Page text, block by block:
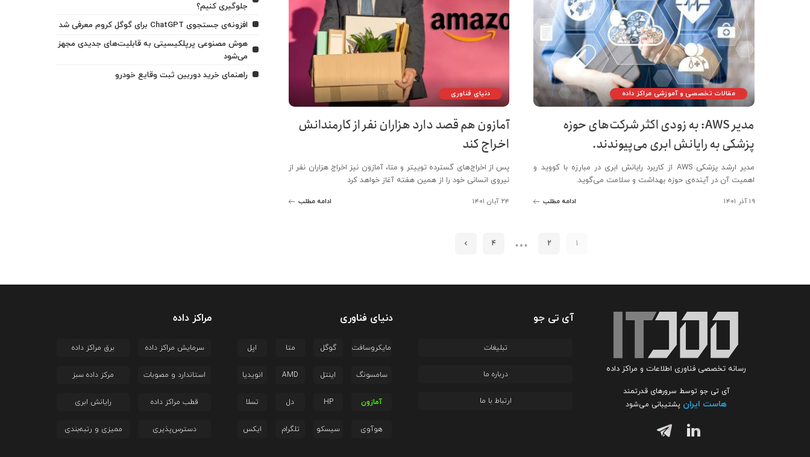
مقالات تخصصی و آموزشی مراکز داده
مدیر AWS: به زودی اکثر شرکت‌های حوزه
پزشکی به رایانش ابری می‌پیوندند.
مدیر ارشد پزشکی AWS از کاربرد رایانش ابری در مبارزه با کووید و
اهمیت آن در آینده‌ی حوزه بهداشت و سلامت می‌گوید.
۱۹ آذر ۱۴۰۱ ادامه مطلب
دنیای فناوری
آمازون هم قصد دارد هزاران نفر از کارمندانش
اخراج کند
پس از اخراج‌های گسترده توییتر و متا، آمازون نیز اخراج هزاران نفر از
نیروی انسانی خود را از همین هفته آغاز خواهد کرد
۲۴ آبان ۱۴۰۱ ادامه مطلب
1
2
…
4
جلوگیری کنیم؟
افزونه‌ی جستجوی ChatGPT برای گوگل کروم معرفی شد
هوش مصنوعی پرپلکیسیتی به قابلیت‌های جدیدی مجهز
می‌شود
راهنمای خرید دوربین ثبت وقایع خودرو
رسانه تخصصی فناوری اطلاعات و مراکز داده
آی تی جو توسط سرورهای قدرتمند
هاست ایران پشتیبانی می‌شود
آی تی جو
تبلیغات
درباره ما
ارتباط با ما
دنیای فناوری
مایکروسافت گوگل متا اپل
سامسونگ اینتل AMD انویدیا
آمازون HP دل تسلا
هوآوی سیسکو تلگرام ایکس
مراکز داده
سرمایش مراکز داده برق مراکز داده
استاندارد و مصوبات مرکز داده سبز
قطب مراکز داده رایانش ابری
دسترس‌پذیری ممیزی و رتبه‌بندی